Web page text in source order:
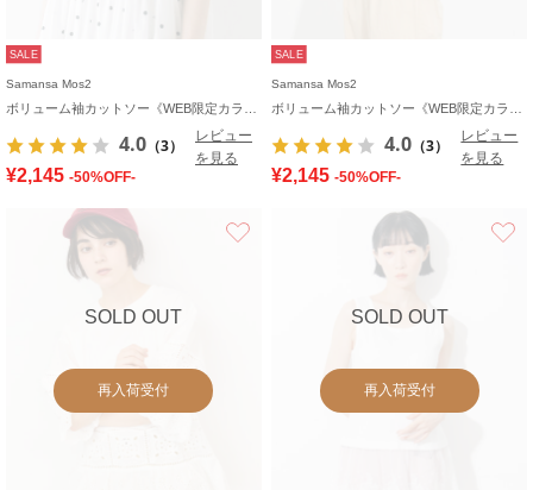
SALE
Samansa Mos2
4.0 （3）
レビュー
を見る
¥2,145 -50%OFF-
SALE
Samansa Mos2
4.0 （3）
レビュー
を見る
¥2,145 -50%OFF-
SOLD OUT
再入荷受付
SOLD OUT
再入荷受付